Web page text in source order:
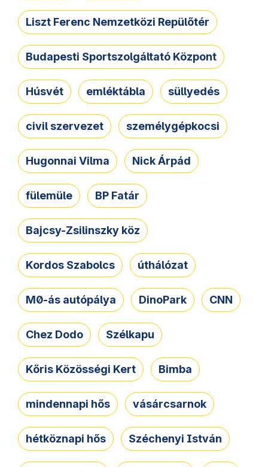
Liszt Ferenc Nemzetközi Repülőtér
Budapesti Sportszolgáltató Központ
Húsvét emléktábla süllyedés
civil szervezet személygépkocsi
Hugonnai Vilma Nick Árpád
fülemüle BP Fatár
Bajcsy-Zsilinszky köz
Kordos Szabolcs úthálózat
M0-ás autópálya DinoPark CNN
Chez Dodo Szélkapu
Kőris Közösségi Kert Bimba
mindennapi hős vásárcsarnok
hétköznapi hős Széchenyi István